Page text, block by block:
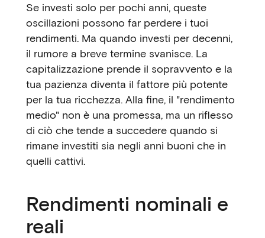
Se investi solo per pochi anni, queste
oscillazioni possono far perdere i tuoi
rendimenti. Ma quando investi per decenni,
il rumore a breve termine svanisce. La
capitalizzazione prende il sopravvento e la
tua pazienza diventa il fattore più potente
per la tua ricchezza. Alla fine, il "rendimento
medio" non è una promessa, ma un riflesso
di ciò che tende a succedere quando si
rimane investiti sia negli anni buoni che in
quelli cattivi.
Rendimenti nominali e
reali